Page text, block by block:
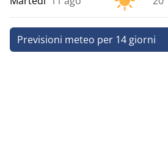
Previsioni meteo per 14 giorni